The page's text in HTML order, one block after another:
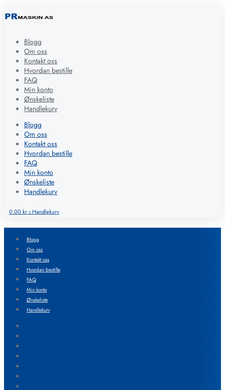
Blogg
Om oss
Kontakt oss
Hvordan bestille
FAQ
Min konto
Ønskeliste
Handlekurv
Blogg
Om oss
Kontakt oss
Hvordan bestille
FAQ
Min konto
Ønskeliste
Handlekurv
0.00kr 0 Handlekurv
Blogg
Om oss
Kontakt oss
Hvordan bestille
FAQ
Min konto
Ønskeliste
Handlekurv